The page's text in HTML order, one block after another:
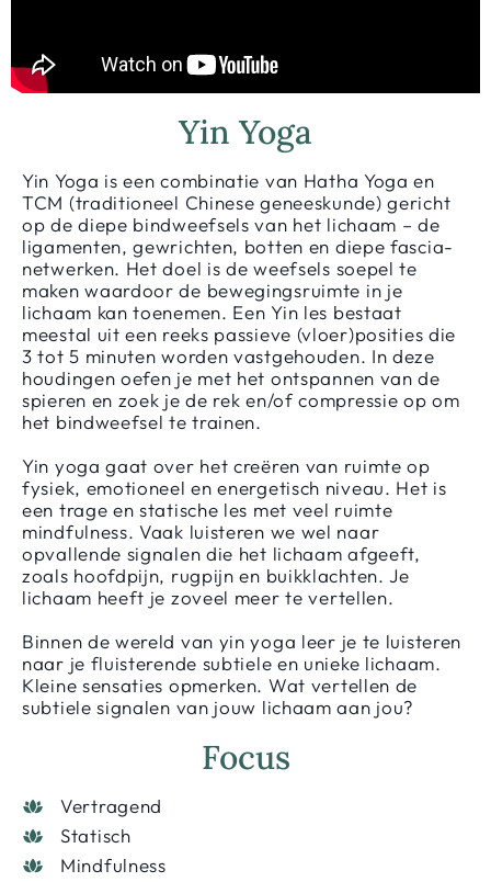
Yin Yoga
Yin Yoga is een combinatie van Hatha Yoga en
TCM (traditioneel Chinese geneeskunde) gericht
op de diepe bindweefsels van het lichaam – de
ligamenten, gewrichten, botten en diepe fascia-
netwerken. Het doel is de weefsels soepel te
maken waardoor de bewegingsruimte in je
lichaam kan toenemen. Een Yin les bestaat
meestal uit een reeks passieve (vloer)posities die
3 tot 5 minuten worden vastgehouden. In deze
houdingen oefen je met het ontspannen van de
spieren en zoek je de rek en/of compressie op om
het bindweefsel te trainen.
Yin yoga gaat over het creëren van ruimte op
fysiek, emotioneel en energetisch niveau. Het is
een trage en statische les met veel ruimte
mindfulness. Vaak luisteren we wel naar
opvallende signalen die het lichaam afgeeft,
zoals hoofdpijn, rugpijn en buikklachten. Je
lichaam heeft je zoveel meer te vertellen.
Binnen de wereld van yin yoga leer je te luisteren
naar je fluisterende subtiele en unieke lichaam.
Kleine sensaties opmerken. Wat vertellen de
subtiele signalen van jouw lichaam aan jou?
Focus
Vertragend
Statisch
Mindfulness